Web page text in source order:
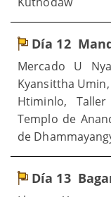
Día 12
Mercado U
Kyansittha
Htiminlo,
Templo de
de
Día 13